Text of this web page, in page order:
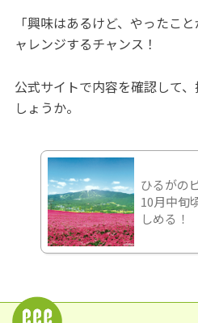
「興味はあるけど、やったこ
ャレンジするチャンス！
公式サイトで内容を確認して
しょうか。
ひるがの
10月中旬
しめる！